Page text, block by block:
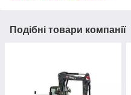
Подібні товари компанії